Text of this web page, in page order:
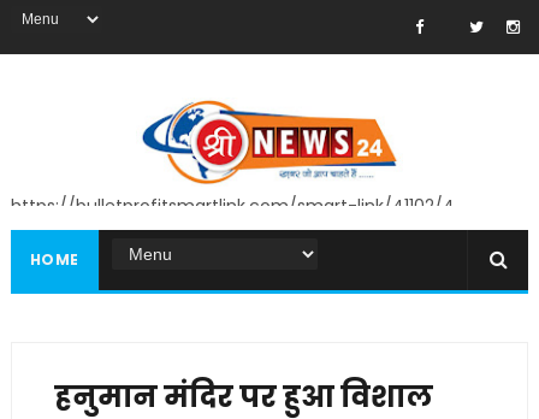
https://bulletprofitsmartlink.com/smart-link/41102/4
HOME
हनुमान मंदिर पर हुआ विशाल